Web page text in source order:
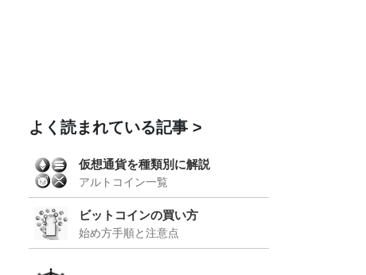
よく読まれている記事
仮想通貨を種類別に解説
アルトコイン一覧
ビットコインの買い方
始め方手順と注意点